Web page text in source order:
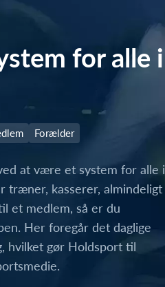
for alle i
Forælder
at være et system for alle i
træner, kasserer, almindeligt
et medlem, så er du
Her foregår det daglige
hvilket gør Holdsport til